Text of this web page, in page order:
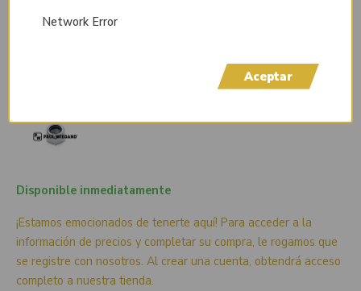
Disponible inmediatamente
¡Estamos emocionados de tenerte aquí! Para acceder a la
información de precios y completar su compra, le rogamos que
se registre con nosotros. Al crear una cuenta, obtendrá acceso
completo a nuestra tienda.
Network Error
Aceptar